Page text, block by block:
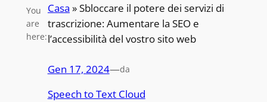
You
are
here:
Casa »Sbloccare il potere dei servizi di
trascrizione: Aumentare la SEO e
l’accessibilità del vostro sito web
Gen 17, 2024—da
Speech to Text Cloud